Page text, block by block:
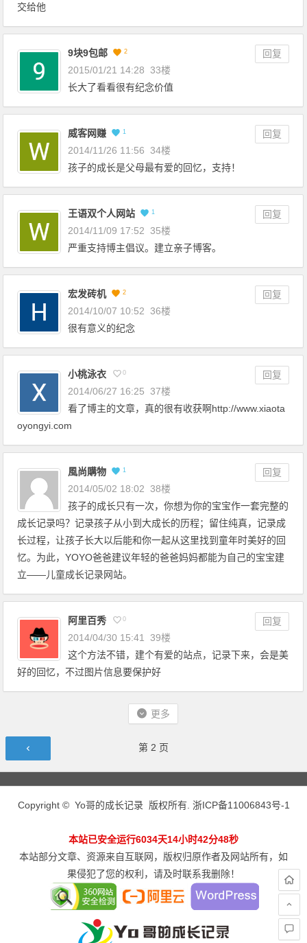
交给他
9块9包邮 2
回复
2015/01/21 14:28 33楼
长大了看看很有纪念价值
威客网赚 1
回复
2014/11/26 11:56 34楼
孩子的成长是父母最有爱的回忆，支持！
王语双个人网站 1
回复
2014/11/09 17:52 35楼
严重支持博主倡议。建立亲子博客。
宏发砖机 2
回复
2014/10/07 10:52 36楼
很有意义的纪念
小桃泳衣 0
回复
2014/06/27 16:25 37楼
看了博主的文章，真的很有收获啊http://www.xiaota
oyongyi.com
風尚購物 1
回复
2014/05/02 18:02 38楼
孩子的成长只有一次，你想为你的宝宝作一套完整的
成长记录吗？记录孩子从小到大成长的历程；留住纯真，记录成
长过程，让孩子长大以后能和你一起从这里找到童年时美好的回
忆。为此，YOYO爸爸建议年轻的爸爸妈妈都能为自己的宝宝建
立——儿童成长记录网站。
阿里百秀 0
回复
2014/04/30 15:41
39楼
这个方法不错，建个有爱的站点，记录下来，会是美
好的回忆，不过图片信息要保护好
更多
评论导航 第 2 页
Copyright © Yo哥的成长记录 版权所有. 浙ICP备11006843号-1
本站已安全运行6034天14小时42分48秒
本站部分文章、资源来自互联网，版权归原作者及网站所有，如
果侵犯了您的权利，请及时联系我删除！